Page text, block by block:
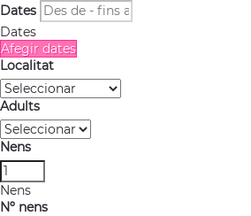
Dates
Dates
Afegir dates
Localitat
Adults
Nens
Nens
Nº nens